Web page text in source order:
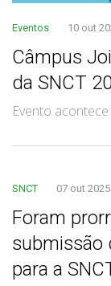
Eventos 10 out
Câmpus
da SNCT
Evento
SNCT 07 out 2025
Foram
submissão
para a